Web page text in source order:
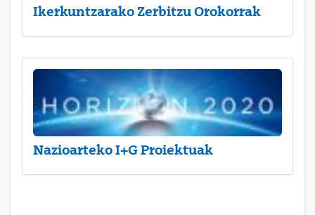
Ikerkuntzarako Zerbitzu Orokorrak
Nazioarteko I+G Proiektuak